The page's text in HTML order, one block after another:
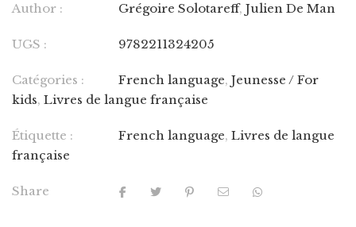
Author :
Grégoire Solotareff, Julien De Man
UGS : 9782211324205
Catégories : French language, Jeunesse / For
kids, Livres de langue française
Étiquette : French language, Livres de langue
française
Share